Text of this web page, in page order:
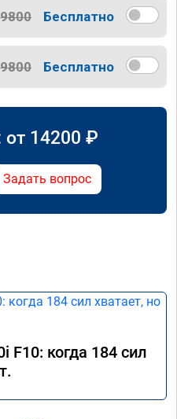
9800 Бесплатно
9800 Бесплатно
от 14200 ₽
Задать вопрос
F10: когда 184 сил